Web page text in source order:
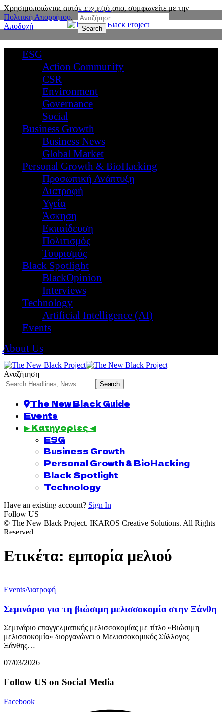
Χρησιμοποιώντας αυτόν τον ιστότοπο, συμφωνείτε με την
Πολιτική Απορρήτου.
Αποδοχή
Αναζήτηση
ESG
Action Community
CSR
Environment
Governance
Social
Business Growth
Business News
Global Market
Personal Growth & BioHacking
Προσωπική Ανάπτυξη
Διατροφή
Υγεία
Άσκηση
Εκπαίδευση
Πολιτισμός
Τουρισμός
Black Spotlight
BlackOpinion
Interviews
Technology
Artificial Intelligence (AI)
Events
About Us
Αναζήτηση
The New Black Guide
Events
▶ Κατηγορίες ◀
ESG
Business Growth
Personal Growth & BioHacking
Black Spotlight
Technology
Have an existing account? Sign In
Follow US
© The New Black Project. IKAROS Creative Solutions. All Rights
Reserved.
Ετικέτα: εμπορία μελιού
EventsΔιατροφή
Σεμινάριο για τη βιώσιμη μελισσοκομία στην Ξάνθη
Σεμινάριο επαγγελματικής μελισσοκομίας με τίτλο «Βιώσιμη
μελισσοκομία» διοργανώνει ο Μελισσοκομικός Σύλλογος
Ξάνθης…
07/03/2026
Follow US on Social Media
Facebook